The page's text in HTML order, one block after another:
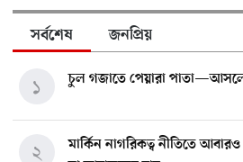
সর্বশেষ জনপ্রিয়
চুল গজাতে পেয়ারা
১
মার্কিন নাগরিকত্ব নীতিতে
২